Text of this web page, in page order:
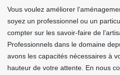
Vous voulez améliorer
soyez un professionnel ou un
compter sur les savoir-faire de
Professionnels dans le domaine
avons les capacités nécessaires à
hauteur de votre attente. En nous